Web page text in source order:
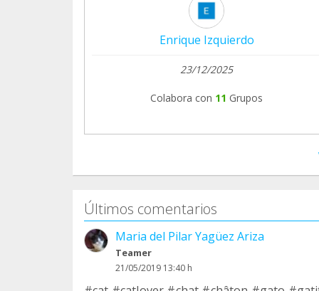
Enrique Izquierdo
23/12/2025
Colabora con 11 Grupos
Últimos comentarios
Maria del Pilar Yagüez Ariza
Teamer
21/05/2019 13:40 h